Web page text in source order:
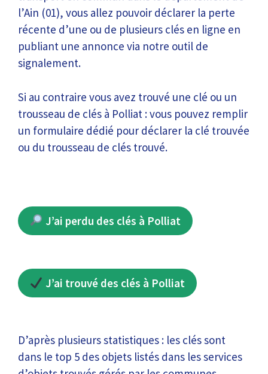
l’Ain (01), vous allez pouvoir déclarer la perte
récente d’une ou de plusieurs clés en ligne en
publiant une annonce via notre outil de
signalement.
Si au contraire vous avez trouvé une clé ou un
trousseau de clés à Polliat : vous pouvez remplir
un formulaire dédié pour déclarer la clé trouvée
ou du trousseau de clés trouvé.
J’ai perdu des clés à Polliat
J’ai trouvé des clés à Polliat
D’après plusieurs statistiques : les clés sont
dans le top 5 des objets listés dans les services